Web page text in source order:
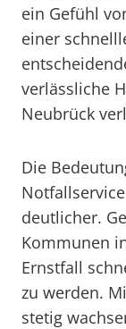
ein Gefühl
einer
verlässliche
Neubrück
Die
deutlicher.
Kommunen
Ernstfall
zu werden.
stetig